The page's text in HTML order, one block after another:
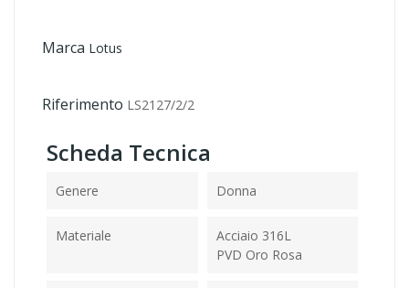
Marca Lotus
Riferimento LS2127/2/2
Scheda Tecnica
Genere Donna
Materiale
Acciaio 316L
PVD Oro Rosa